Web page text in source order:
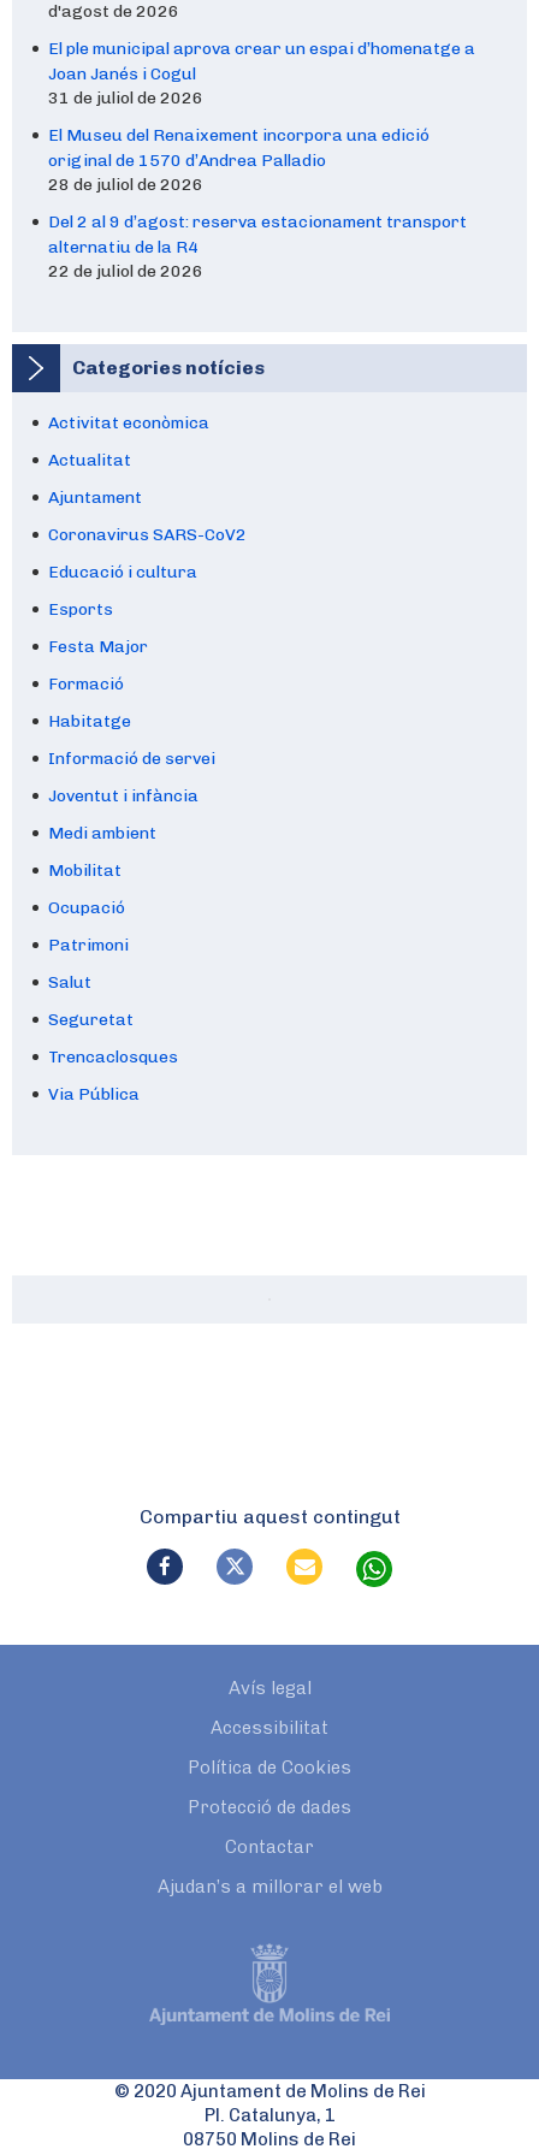
d'agost de 2026
El ple municipal aprova crear un espai d’homenatge a
Joan Janés i Cogul
31 de juliol de 2026
El Museu del Renaixement incorpora una edició
original de 1570 d’Andrea Palladio
28 de juliol de 2026
Del 2 al 9 d’agost: reserva estacionament transport
alternatiu de la R4
22 de juliol de 2026
Categories notícies
Activitat econòmica
Actualitat
Ajuntament
Coronavirus SARS-CoV2
Educació i cultura
Esports
Festa Major
Formació
Habitatge
Informació de servei
Joventut i infància
Medi ambient
Mobilitat
Ocupació
Patrimoni
Salut
Seguretat
Trencaclosques
Via Pública
Compartiu aquest contingut
Avís legal
Accessibilitat
Política de Cookies
Protecció de dades
Contactar
Ajudan’s a millorar el web
© 2020 Ajuntament de Molins de Rei
Pl. Catalunya, 1
08750 Molins de Rei